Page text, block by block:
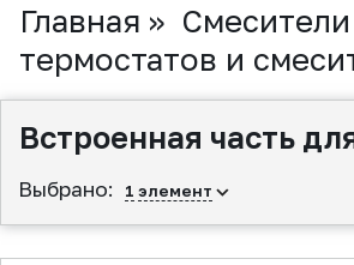
Главная » Смесители
термостатов и
Встроенная часть
Выбрано: 1 элемент